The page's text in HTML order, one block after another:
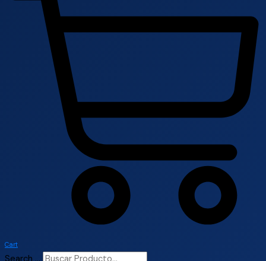
Cart